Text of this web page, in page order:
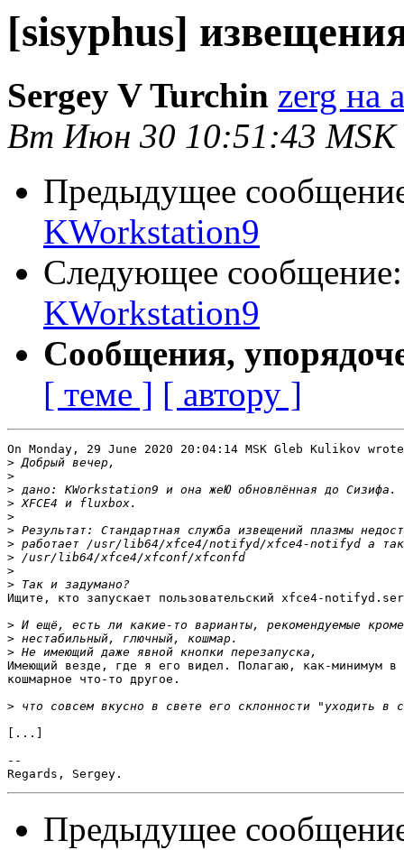
[sisyphus]
Sergey V Turchin zerg на
Вт Июн 30 10:51:43 MSK
Предыдущее
KWorkstation9
Следующее
KWorkstation9
Сообщения,
[ теме ] [ автору ]
On Monday, 29 June 2020 20:04:14 MSK Gleb Kulikov
>
>
>
>
>
>
>
>
>
>
Ищите, кто запускает пользовательский xfce4-
>
>
>
Имеющий везде, где я его видел. Полагаю, как-минимум
кошмарное что-то другое.
>
[...]
--
Предыдущее